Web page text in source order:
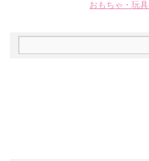
おもちゃ・玩